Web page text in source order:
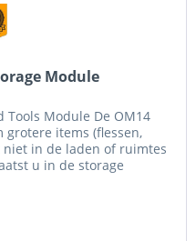
Module
Tools Module De OM14
items (flessen,
niet in de laden of ruimtes
u in de storage